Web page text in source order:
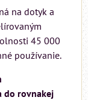
na dotyk a
45 000
používanie.
do rovnakej